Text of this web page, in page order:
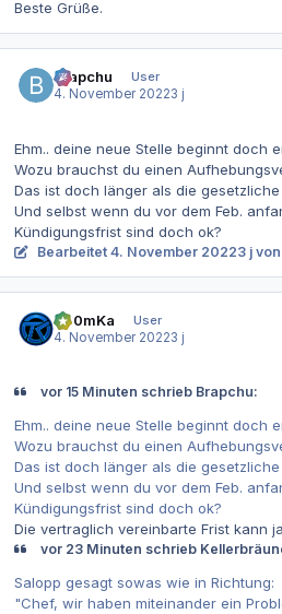
Beste Grüße.
Brapchu
User
4. November 20223 j
Ehm.. deine neue Stelle beginnt doch
Wozu brauchst du einen
Das ist doch länger als die
Und selbst wenn du vor dem Feb.
Kündigungsfrist sind doch ok?
Bearbeitet4. November 20223 j
Th0mKa
User
4. November 20223 j
vor 15 Minuten schrieb Brapchu:
Ehm.. deine neue Stelle beginnt doch
Wozu brauchst du einen
Das ist doch länger als die
Und selbst wenn du vor dem Feb.
Kündigungsfrist sind doch ok?
Die vertraglich vereinbarte Frist kann
vor 23 Minuten schrieb
Salopp gesagt sowas wie in Richtung:
"Chef, wir haben miteinander ein